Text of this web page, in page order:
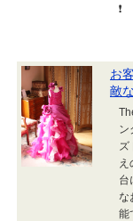
❗
お
敵
ン
ズ
台
な
能